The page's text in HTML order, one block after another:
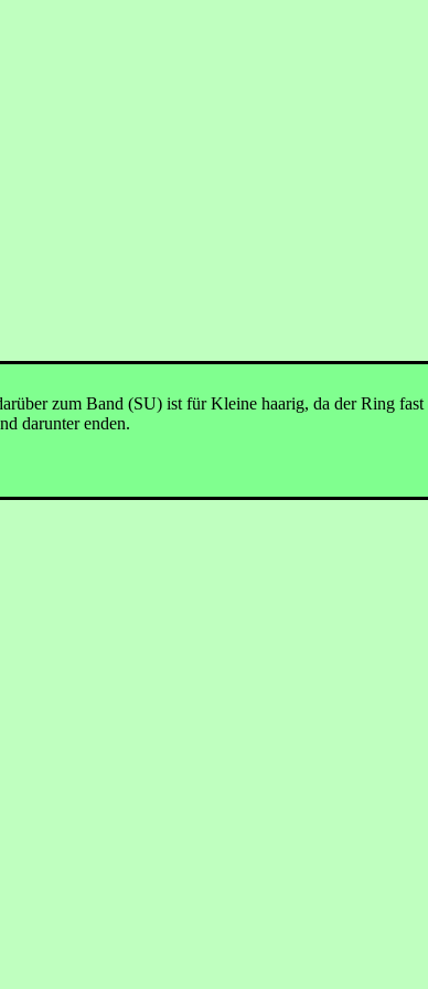
zum Band (SU) ist für Kleine haarig, da der Ring fast
darunter enden.